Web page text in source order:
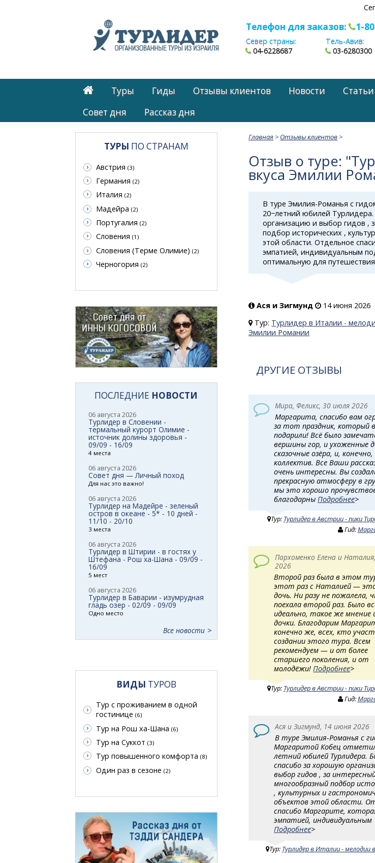
Телефон для заказов: 1-
Север страны:
04-6228687
Тель-Авив:
03-6280300
Туры Гиды Отзывы клиентов Новости Статьи
Cовет дня
Рассказ дня
Главная > Отзывы клиентов >
Отзыв о туре:
вкуса Эмилии
В туре Эмилия-Романья с
20−летний юбилей
организацию и выбор гидов ,
подбор исторических ,
этой области. Отдельное
эмпатией, индивидуальным
оптимальную для
Ася и Зигмунд
14 июня 2026
Тур: Турлидер в Италии -
Эмилии Романии
ДРУГИЕ ОТЗЫВЫ
Мира, Феликс, 30 июля 2026
Маргарита, спасибо вам
за тот праздник, который
подарили! Всё было
вершины гор, и ухоженные
сказочные озёра, и,
коллектив. Все Ваши
очень интересны. Вы
прекрасную атмосферу в
мы это хорошо
благодарныПодробнее>
Тур: Турлидер в Австрии - пики
Гид:
Пархоменко Елена и
2026
Второй раз была в этом
этот раз с Наталией —
дочь. Ни разу не пожалела,
поехала второй раз. Было
идеально, такое же мнение
дочки. Благодарим
конечно же, всех, кто
создании этого тура. Всем
рекомендуем — и от более
старшего поколения, и от
молодёжи! Подробнее>
Тур: Турлидер в Австрии - пики
Гид:
Ася и Зигмунд, 14 июня 2026
В туре Эмилия-Романья с
Маргаритой Кобец
летний юбилей Турлидера.
спасибо за хорошую
выбор гидов , за
многообразный подбор
, культурных и
объектов этой области.
спасибо Маргарите,
эмпатией, индивидуальным
Подробнее>
Тур: Турлидер в Италии - мелодии
ТУРЫ ПО СТРАНАМ
Австрия (3)
Германия (2)
Италия (2)
Мадейра (2)
Португалия (2)
Словения (1)
Словения (Терме Олимие) (2)
Черногория (2)
ПОСЛЕДНИЕ НОВОСТИ
06 августа 2026
Турлидер в Словении -
термальный курорт Олимие -
источник долины здоровья -
09/09 - 16/09
4 места
06 августа 2026
Совет дня — Личный поход
Для нас это важно!
06 августа 2026
Турлидер на Мадейре - зеленый
остров в океане - 5* - 10 дней -
11/10 - 20/10
3 места
06 августа 2026
Турлидер в Штирии - в гостях у
Штефана - Рош ха-Шана - 09/09 -
16/09
5 мест
06 августа 2026
Турлидер в Баварии - изумрудная
гладь озер - 02/09 - 09/09
Одно место
Все новости
ВИДЫ ТУРОВ
Тур с проживанием в одной
гостинице (6)
Тур на Рош ха-Шана (6)
Тур на Суккот (3)
Тур повышенного комфорта (8)
Один раз в сезоне (2)